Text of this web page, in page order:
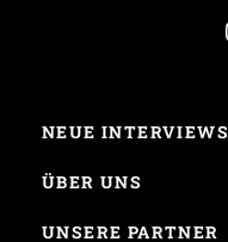
NEUE INTERVIEWS
ÜBER UNS
UNSERE PARTNER